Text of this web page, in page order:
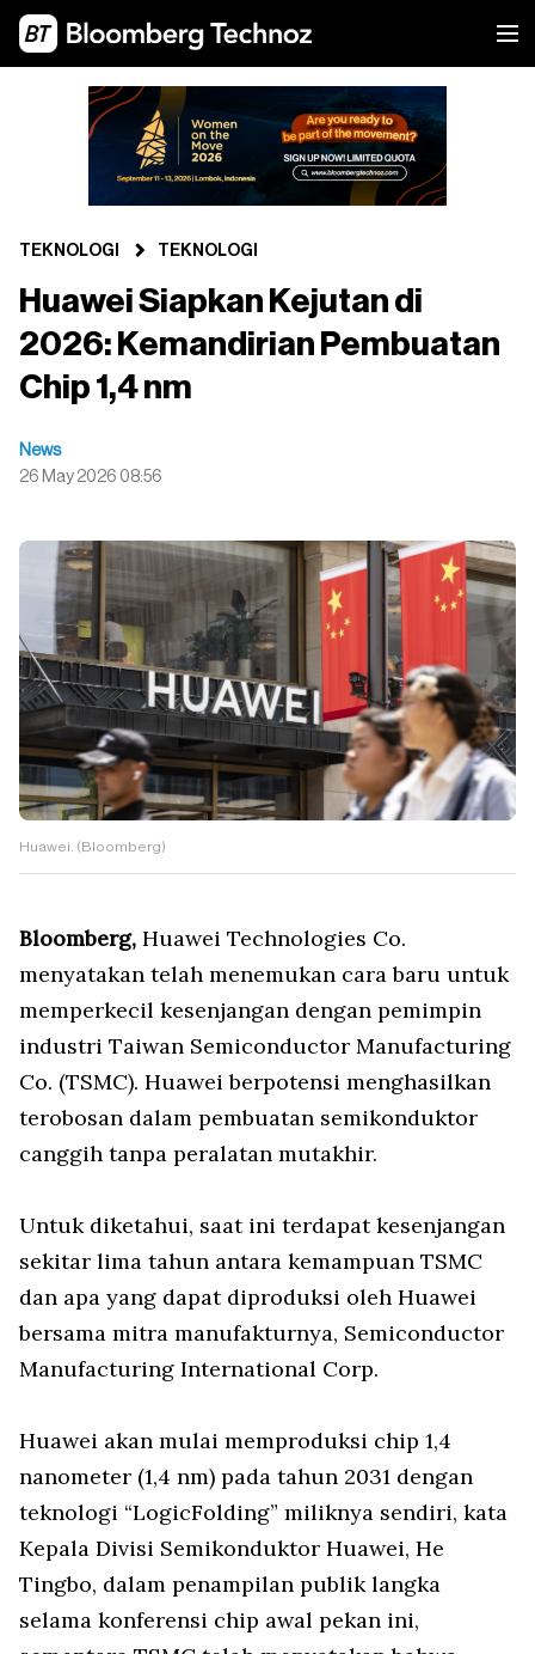
TEKNOLOGI TEKNOLOGI
Huawei Siapkan Kejutan di
2026: Kemandirian Pembuatan
Chip 1,4 nm
News
26 May 2026 08:56
Huawei. (Bloomberg)
Bloomberg, Huawei Technologies Co.
menyatakan telah menemukan cara baru untuk
memperkecil kesenjangan dengan pemimpin
industri Taiwan Semiconductor Manufacturing
Co. (TSMC). Huawei berpotensi menghasilkan
terobosan dalam pembuatan semikonduktor
canggih tanpa peralatan mutakhir.
Untuk diketahui, saat ini terdapat kesenjangan
sekitar lima tahun antara kemampuan TSMC
dan apa yang dapat diproduksi oleh Huawei
bersama mitra manufakturnya, Semiconductor
Manufacturing International Corp.
Huawei akan mulai memproduksi chip 1,4
nanometer (1,4 nm) pada tahun 2031 dengan
teknologi “LogicFolding” miliknya sendiri, kata
Kepala Divisi Semikonduktor Huawei, He
Tingbo, dalam penampilan publik langka
selama konferensi chip awal pekan ini,